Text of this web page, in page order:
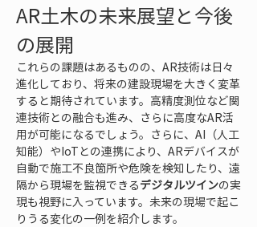
AR土木の未来展望と今後
の展開
これらの課題はあるものの、AR技術は日々
進化しており、将来の建設現場を大きく変革
すると期待されています。高精度測位など関
連技術との融合も進み、さらに高度なAR活
用が可能になるでしょう。さらに、AI（人工
知能）やIoTとの連携により、ARデバイスが
自動で施工不良箇所や危険を検知したり、遠
隔から現場を監視できるデジタルツインの実
現も視野に入っています。未来の現場で起こ
りうる変化の一例を紹介します。